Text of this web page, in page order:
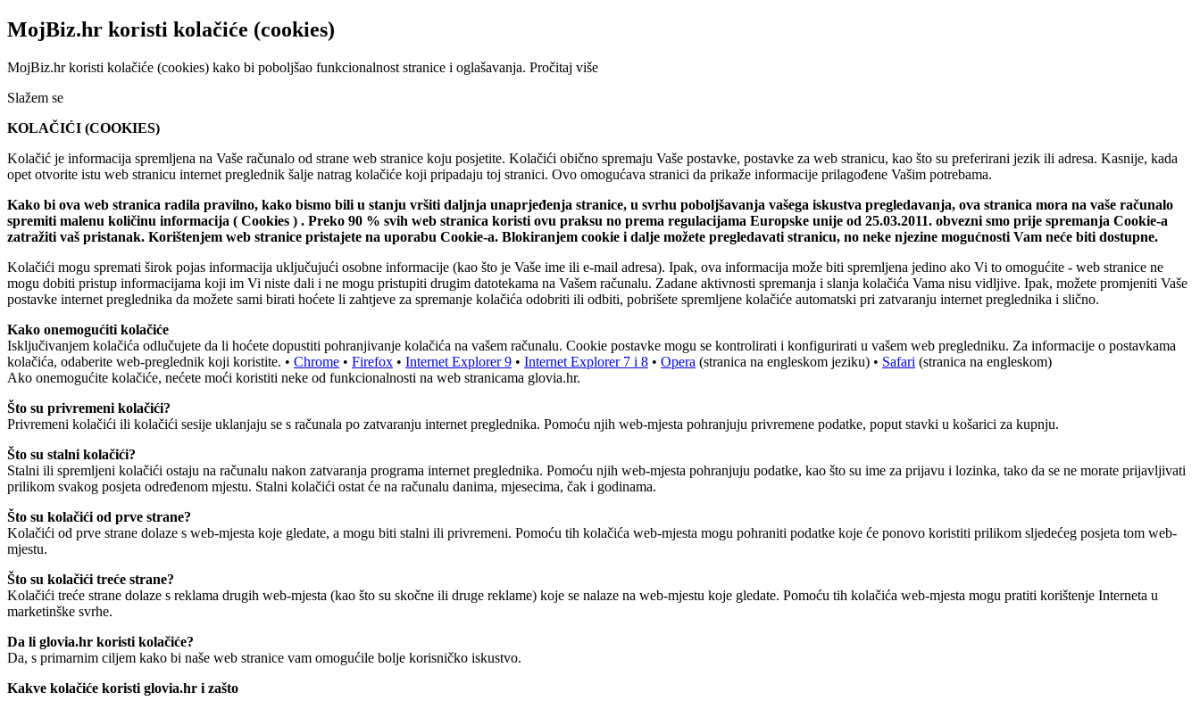
MojBiz.hr koristi kolačiće (cookies)
MojBiz.hr koristi kolačiće (cookies) kako bi poboljšao funkcionalnost stranice i oglašavanja. Pročitaj više
Slažem se
KOLAČIĆI (COOKIES)
Kolačić je informacija spremljena na Vaše računalo od strane web stranice koju posjetite. Kolačići obično spremaju Vaše postavke, postavke za web stranicu, kao što su preferirani jezik ili adresa. Kasnije, kada
opet otvorite istu web stranicu internet preglednik šalje natrag kolačiće koji pripadaju toj stranici. Ovo omogućava stranici da prikaže informacije prilagođene Vašim potrebama.
Kako bi ova web stranica radila pravilno, kako bismo bili u stanju vršiti daljnja unaprjeđenja stranice, u svrhu poboljšavanja vašega iskustva pregledavanja, ova stranica mora na vaše računalo
spremiti malenu količinu informacija ( Cookies ) . Preko 90 % svih web stranica koristi ovu praksu no prema regulacijama Europske unije od 25.03.2011. obvezni smo prije spremanja Cookie-a
zatražiti vaš pristanak. Korištenjem web stranice pristajete na uporabu Cookie-a. Blokiranjem cookie i dalje možete pregledavati stranicu, no neke njezine mogućnosti Vam neće biti dostupne.
Kolačići mogu spremati širok pojas informacija uključujući osobne informacije (kao što je Vaše ime ili e-mail adresa). Ipak, ova informacija može biti spremljena jedino ako Vi to omogućite - web stranice ne
mogu dobiti pristup informacijama koji im Vi niste dali i ne mogu pristupiti drugim datotekama na Vašem računalu. Zadane aktivnosti spremanja i slanja kolačića Vama nisu vidljive. Ipak, možete promjeniti Vaše
postavke internet preglednika da možete sami birati hoćete li zahtjeve za spremanje kolačića odobriti ili odbiti, pobrišete spremljene kolačiće automatski pri zatvaranju internet preglednika i slično.
Kako onemogućiti kolačiće
Isključivanjem kolačića odlučujete da li hoćete dopustiti pohranjivanje kolačića na vašem računalu. Cookie postavke mogu se kontrolirati i konfigurirati u vašem web pregledniku. Za informacije o postavkama
kolačića, odaberite web-preglednik koji koristite. • Chrome • Firefox • Internet Explorer 9 • Internet Explorer 7 i 8 • Opera (stranica na engleskom jeziku) • Safari (stranica na engleskom)
Ako onemogućite kolačiće, nećete moći koristiti neke od funkcionalnosti na web stranicama glovia.hr.
Što su privremeni kolačići?
Privremeni kolačići ili kolačići sesije uklanjaju se s računala po zatvaranju internet preglednika. Pomoću njih web-mjesta pohranjuju privremene podatke, poput stavki u košarici za kupnju.
Što su stalni kolačići?
Stalni ili spremljeni kolačići ostaju na računalu nakon zatvaranja programa internet preglednika. Pomoću njih web-mjesta pohranjuju podatke, kao što su ime za prijavu i lozinka, tako da se ne morate prijavljivati
prilikom svakog posjeta određenom mjestu. Stalni kolačići ostat će na računalu danima, mjesecima, čak i godinama.
Što su kolačići od prve strane?
Kolačići od prve strane dolaze s web-mjesta koje gledate, a mogu biti stalni ili privremeni. Pomoću tih kolačića web-mjesta mogu pohraniti podatke koje će ponovo koristiti prilikom sljedećeg posjeta tom web-
mjestu.
Što su kolačići treće strane?
Kolačići treće strane dolaze s reklama drugih web-mjesta (kao što su skočne ili druge reklame) koje se nalaze na web-mjestu koje gledate. Pomoću tih kolačića web-mjesta mogu pratiti korištenje Interneta u
marketinške svrhe.
Da li glovia.hr koristi kolačiće?
Da, s primarnim ciljem kako bi naše web stranice vam omogućile bolje korisničko iskustvo.
Kakve kolačiće koristi glovia.hr i zašto